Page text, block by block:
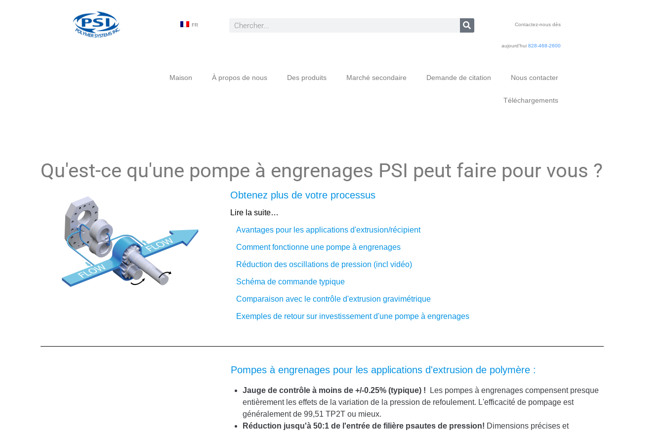
FR Contactez-nous dès
aujourd'hui828-468-2600
Maison À propos de nous Des produits Marché secondaire Demande de citation Nous contacter
Téléchargements
Qu'est-ce qu'une pompe à engrenages PSI peut faire pour vous ?
Obtenez plus de votre processus
Lire la suite…
Avantages pour les applications d'extrusion/récipient
Comment fonctionne une pompe à engrenages
Réduction des oscillations de pression (incl vidéo)
Schéma de commande typique
Comparaison avec le contrôle d'extrusion gravimétrique
Exemples de retour sur investissement d'une pompe à engrenages
Pompes à engrenages pour les applications d'extrusion de polymère :
Jauge de contrôle à moins de +/-0.25% (typique) !
Les pompes à engrenages compensent presque
entièrement les effets de la variation de la pression de refoulement. L'efficacité de pompage est
généralement de 99,51 TP2T ou mieux.
Réduction jusqu'à 50:1 de l'entrée de filière psautes de pression! Dimensions précises et